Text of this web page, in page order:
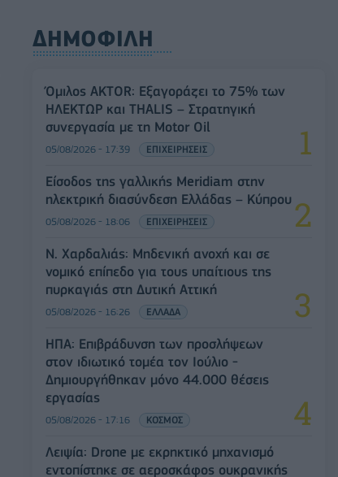
ΔΗΜΟΦΙΛΗ
Όμιλος AKTOR: Εξαγοράζει το 75% των
ΗΛΕΚΤΩΡ και THALIS – Στρατηγική
συνεργασία με τη Motor Oil
05/08/2026 - 17:39 ΕΠΙΧΕΙΡΗΣΕΙΣ
Είσοδος της γαλλικής Meridiam στην
ηλεκτρική διασύνδεση Ελλάδας – Κύπρου
05/08/2026 - 18:06 ΕΠΙΧΕΙΡΗΣΕΙΣ
Ν. Χαρδαλιάς: Μηδενική ανοχή και σε
νομικό επίπεδο για τους υπαίτιους της
πυρκαγιάς στη Δυτική Αττική
05/08/2026 - 16:26 ΕΛΛΑΔΑ
ΗΠΑ: Επιβράδυνση των προσλήψεων
στον ιδιωτικό τομέα τον Ιούλιο -
Δημιουργήθηκαν μόνο 44.000 θέσεις
εργασίας
05/08/2026 - 17:16 ΚΟΣΜΟΣ
Λειψία: Drone με εκρηκτικό μηχανισμό
εντοπίστηκε σε αεροσκάφος ουκρανικής